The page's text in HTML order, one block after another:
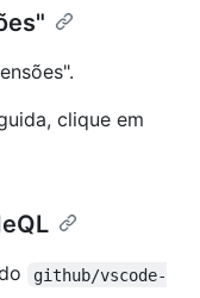
clique em
github/vscode-